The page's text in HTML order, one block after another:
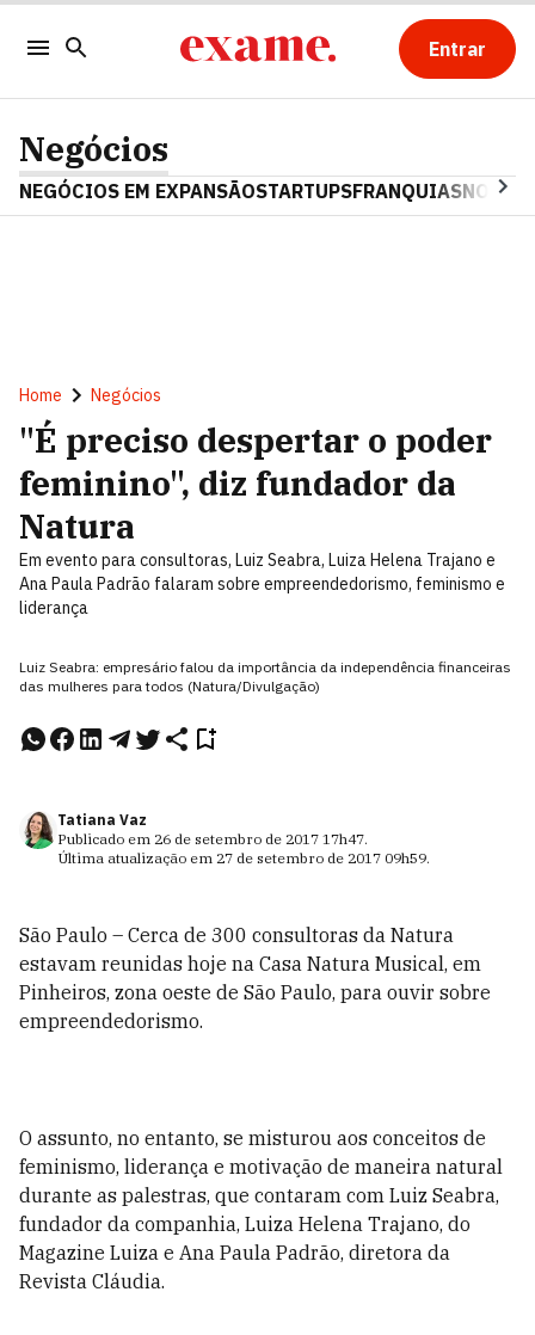
Entrar
Negócios
NEGÓCIOS EM EXPANSÃOSTARTUPSFRANQUIAS
Home Negócios
"É preciso despertar o poder
feminino", diz fundador da
Natura
Em evento para consultoras, Luiz Seabra, Luiza Helena Trajano e
Ana Paula Padrão falaram sobre empreendedorismo, feminismo e
liderança
Luiz Seabra: empresário falou da importância da independência financeiras
das mulheres para todos (Natura/Divulgação)
Tatiana Vaz
Publicado em 26 de setembro de 2017 17h47.
Última atualização em 27 de setembro de 2017 09h59.
São Paulo – Cerca de 300 consultoras da Natura
estavam reunidas hoje na Casa Natura Musical, em
Pinheiros, zona oeste de São Paulo, para ouvir sobre
empreendedorismo.
O assunto, no entanto, se misturou aos conceitos de
feminismo, liderança e motivação de maneira natural
durante as palestras, que contaram com Luiz Seabra,
fundador da companhia, Luiza Helena Trajano, do
Magazine Luiza e Ana Paula Padrão, diretora da
Revista Cláudia.